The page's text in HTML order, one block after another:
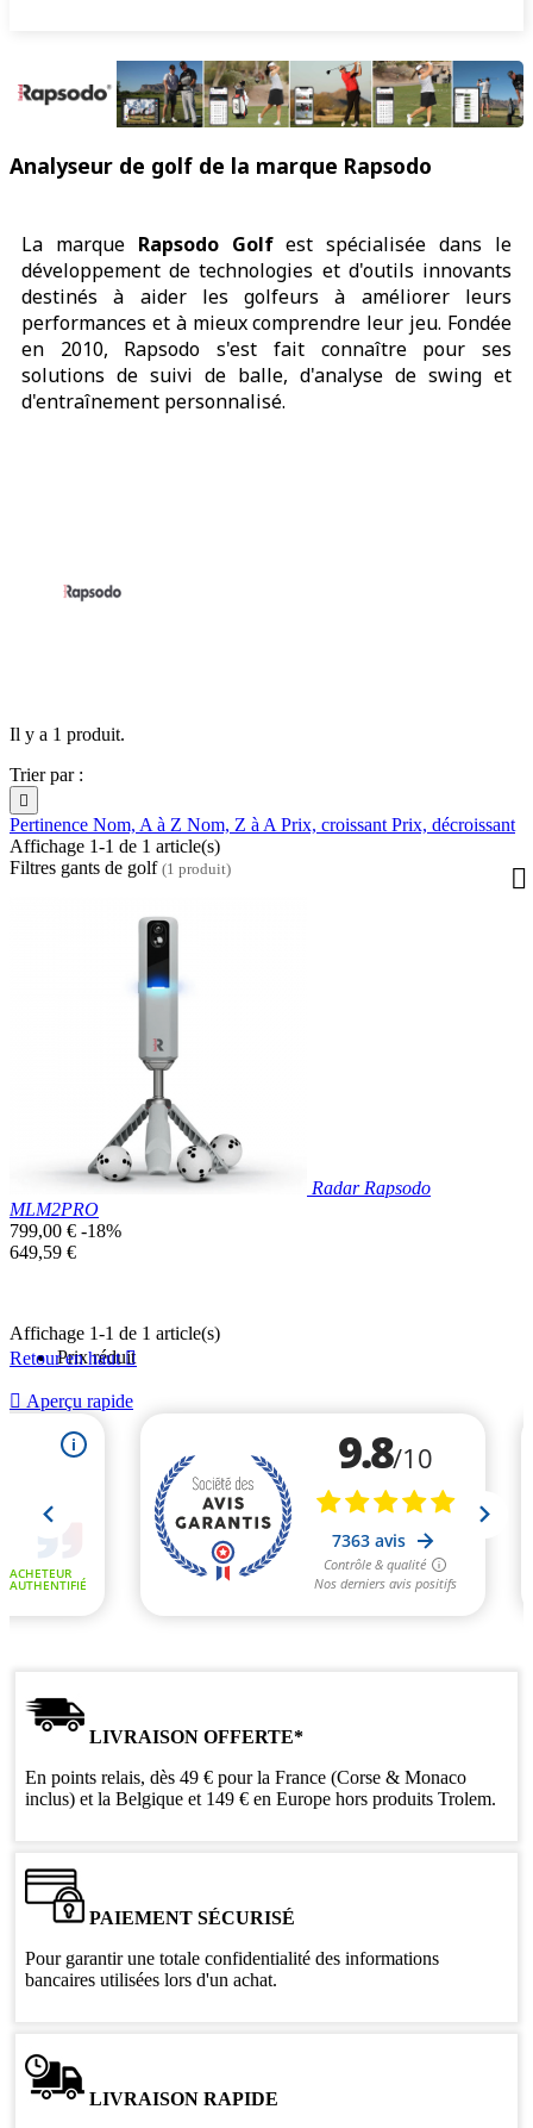
Analyseur de golf de la marque Rapsodo
La marque Rapsodo Golfest spécialisée dans le
développement de technologies et d'outils innovants
destinés à aider les golfeurs à améliorer leurs
performances et à mieux comprendre leur jeu. Fondée
en 2010, Rapsodo s'est fait connaître pour ses
solutions de suivi de balle, d'analyse de swing et
d'entraînement personnalisé.
Il y a 1 produit.
Trier par :

Pertinence Nom, A à Z Nom, Z à A Prix, croissant Prix, décroissant
Affichage 1-1 de 1 article(s)
Filtres gants de golf (1 produit)
Radar Rapsodo
MLM2PRO
Prix
de
799,00 € -18%
Prix
649,59 €
Prix réduit
 Aperçu rapide
Affichage 1-1 de 1 article(s)
Retour en haut
LIVRAISON OFFERTE*
En points relais, dès 49 € pour la France (Corse & Monaco
inclus) et la Belgique et 149 € en Europe hors produits Trolem.
PAIEMENT SÉCURISÉ
Pour garantir une totale confidentialité des informations
bancaires utilisées lors d'un achat.
LIVRAISON RAPIDE